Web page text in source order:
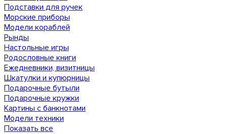
Подставки для ручек
Морские приборы
Модели кораблей
Рынды
Настольные игры
Родословные книги
Ежедневники, визитницы
Шкатулки и купюрницы
Подарочные бутыли
Подарочные кружки
Картины с банкнотами
Модели техники
Показать все